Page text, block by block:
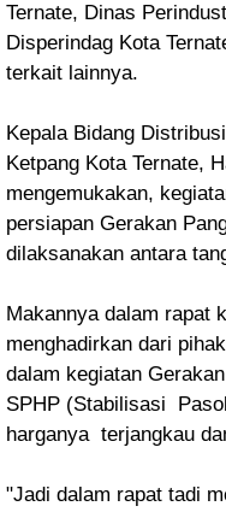
Ternate, Dinas
Disperindag Kota
terkait lainnya.
Kepala Bidang
Ketpang Kota Ternate,
mengemukakan,
persiapan Gerakan
dilaksanakan antara
Makannya dalam rapat
menghadirkan dari
dalam kegiatan
SPHP (Stabilisasi
harganya terjangkau
"Jadi dalam rapat tadi